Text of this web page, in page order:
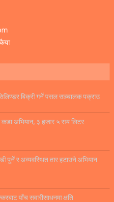
बिक्री गर्ने पसल सञ्चालक पक्राउ
कडा अभियान, ३ हजार ५ सय लिटर
पुर्ने र अव्यवस्थित तार हटाउने अभियान
पाँच सवारीसाधनमा क्षति